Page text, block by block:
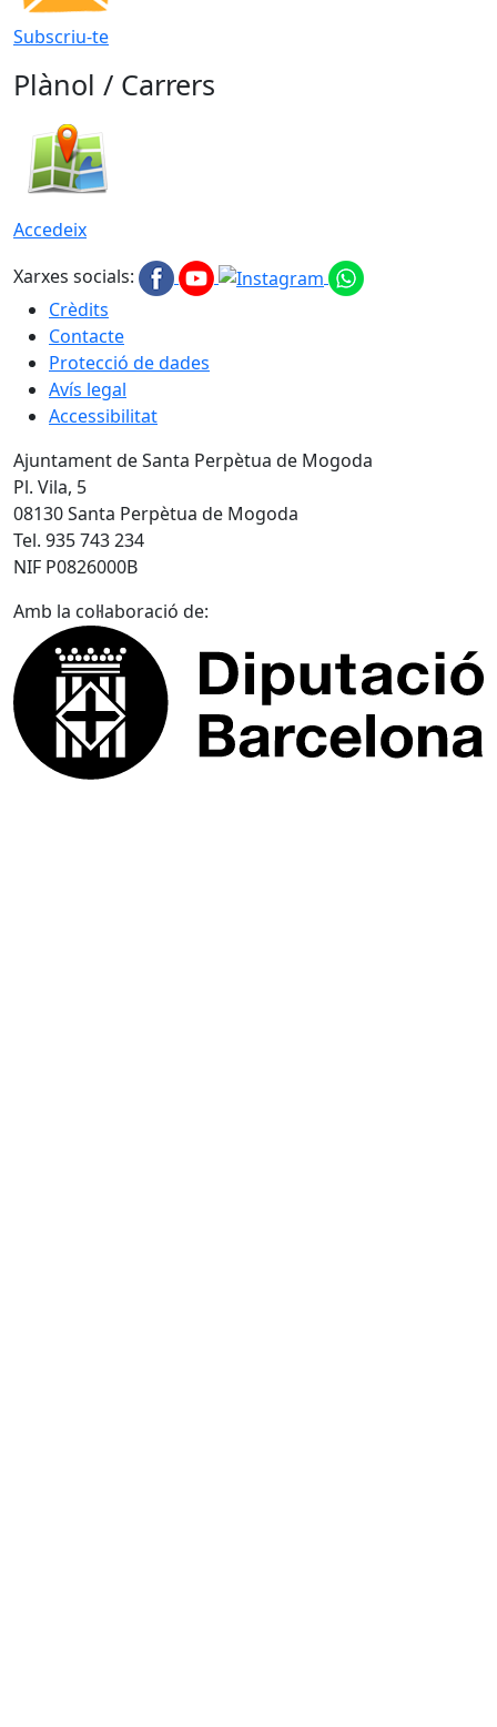
Subscriu-te
Plànol / Carrers
Accedeix
Xarxes socials:
Crèdits
Contacte
Protecció de dades
Avís legal
Accessibilitat
Ajuntament de Santa Perpètua de Mogoda
Pl. Vila, 5
08130 Santa Perpètua de Mogoda
Tel. 935 743 234
NIF P0826000B
Amb la col·laboració de: